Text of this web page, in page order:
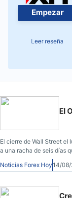
Empezar
Leer reseña
El
El cierre de Wall Street el
a una racha de seis días
Noticias Forex Hoy14/08/